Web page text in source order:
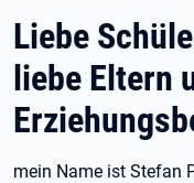
Liebe
liebe Eltern
mein Name ist Stefan